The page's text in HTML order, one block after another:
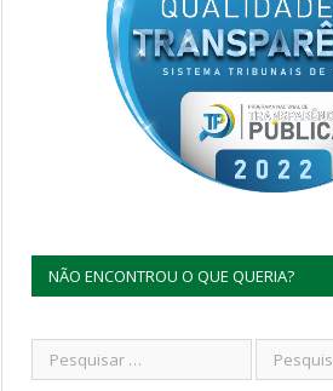
NÃO ENCONTROU O QUE QUERIA?